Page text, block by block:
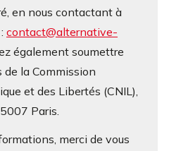
en nous contactant à
contact@alternative-
également soumettre
la Commission
et des Libertés (CNIL),
Paris.
merci de vous